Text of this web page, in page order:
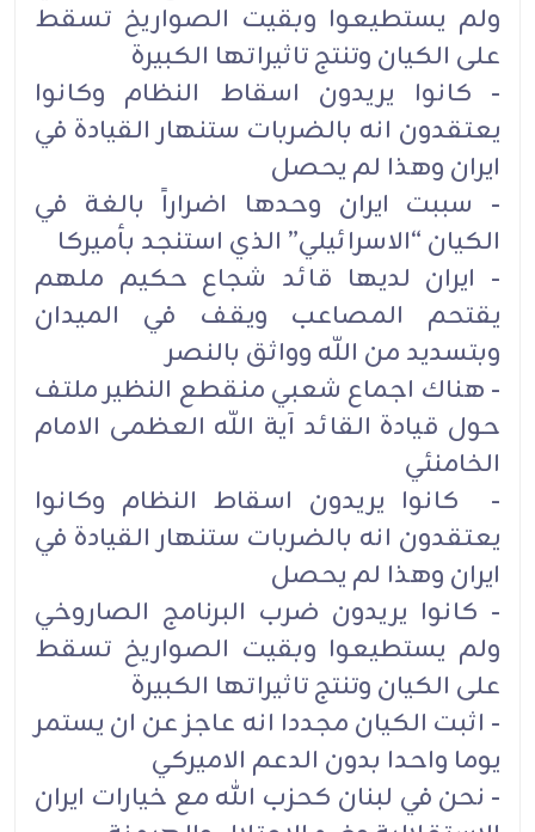
ولم يستطيعوا وبقيت الصواريخ تسقط
على الكيان وتنتج تاثيراتها الكبيرة
- كانوا يريدون اسقاط النظام وكانوا
يعتقدون انه بالضربات ستنهار القيادة في
ايران وهذا لم يحصل
- سببت ايران وحدها اضراراً بالغة في
الكيان “الاسرائيلي” الذي استنجد بأميركا
- ايران لديها قائد شجاع حكيم ملهم
يقتحم المصاعب ويقف في الميدان
وبتسديد من اللّه وواثق بالنصر
- هناك اجماع شعبي منقطع النظير ملتف
حول قيادة القائد آية اللّه العظمى الامام
الخامنئي
- كانوا يريدون اسقاط النظام وكانوا
يعتقدون انه بالضربات ستنهار القيادة في
ايران وهذا لم يحصل
- كانوا يريدون ضرب البرنامج الصاروخي
ولم يستطيعوا وبقيت الصواريخ تسقط
على الكيان وتنتج تاثيراتها الكبيرة
- اثبت الكيان مجددا انه عاجز عن ان يستمر
يوما واحدا بدون الدعم الاميركي
- نحن في لبنان كحزب الله مع خيارات ايران